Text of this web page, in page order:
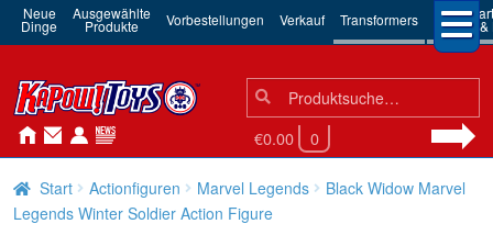
Neue
Dinge
Ausgewählte
Produkte Vorbestellungen Verkauf Transformers 3rd
Robots
Suchen
nach:
Suche
€0.00 0
Start Actionfiguren Marvel Legends
Black Widow Marvel
Legends Winter Soldier Action Figure